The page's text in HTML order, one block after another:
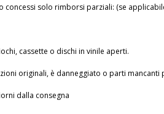
concessi solo rimborsi parziali: (se
cassette o dischi in vinile aperti.
originali, è danneggiato o parti
dalla consegna